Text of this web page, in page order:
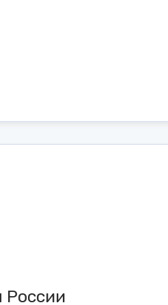
России